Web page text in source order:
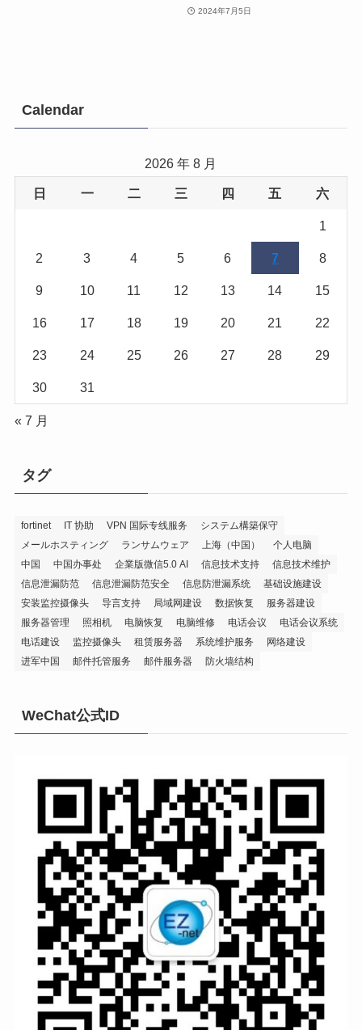
2024年7月5日
Calendar
2026 年 8 月
日 一 二 三 四 五 六
1
2 3 4 5 6 7 8
9 10 11 12 13 14 15
16 17 18 19 20 21 22
23 24 25 26 27 28 29
30 31
« 7 月
タグ
fortinet IT 协助 VPN 国际专线服务
システム構築保守
メールホスティング
ランサムウェア 上海（中国）
个人电脑
中国
中国办事处 企業版微信5.0 AI 信息技术支持
信息技术维护
信息泄漏防范
信息泄漏防范安全 信息防泄漏系统
基础设施建设
安装监控摄像头
导言支持 局域网建设 数据恢复
服务器建设
服务器管理
照相机 电脑恢复 电脑维修 电话会议
电话会议系统
电话建设
监控摄像头 租赁服务器 系统维护服务
网络建设
进军中国
邮件托管服务 邮件服务器 防火墙结构
WeChat公式ID